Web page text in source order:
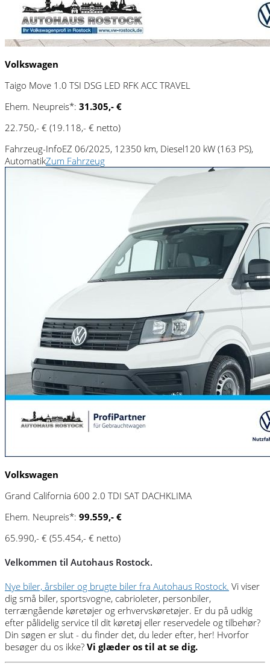
Volkswagen
Taigo Move 1.0 TSI DSG LED RFK ACC TRAVEL
Ehem. Neupreis*: 31.305,- €
22.750,- € (19.118,- € netto)
Fahrzeug-InfoEZ 06/2025, 12350 km, Diesel120 kW (163 PS),
AutomatikZum Fahrzeug
Volkswagen
Grand California 600 2.0 TDI SAT DACHKLIMA
Ehem. Neupreis*: 99.559,- €
65.990,- € (55.454,- € netto)
Velkommen til Autohaus Rostock.
Nye biler, årsbiler og brugte biler fra Autohaus Rostock. Vi viser
dig små biler, sportsvogne, cabrioleter, personbiler,
terrængående køretøjer og erhvervskøretøjer. Er du på udkig
efter pålidelig service til dit køretøj eller reservedele og tilbehør?
Din søgen er slut - du finder det, du leder efter, her! Hvorfor
besøger du os ikke? Vi glæder os til at se dig.